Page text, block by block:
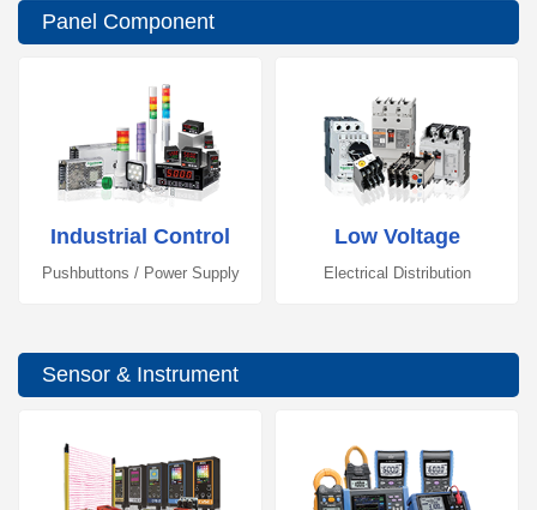
Panel Component
Industrial Control
Pushbuttons / Power Supply
Low Voltage
Electrical Distribution
Sensor & Instrument